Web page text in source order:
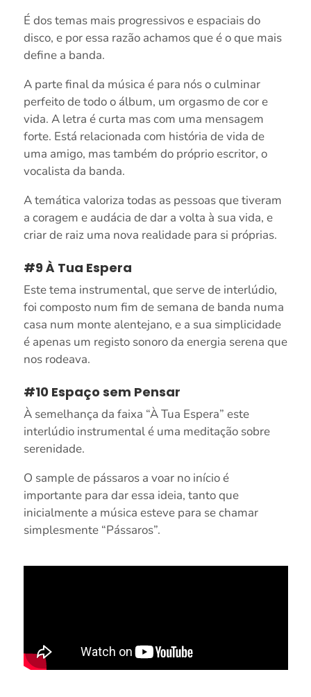
É dos temas mais progressivos e espaciais do
disco, e por essa razão achamos que é o que mais
define a banda.
A parte final da música é para nós o culminar
perfeito de todo o álbum, um orgasmo de cor e
vida. A letra é curta mas com uma mensagem
forte. Está relacionada com história de vida de
uma amigo, mas também do próprio escritor, o
vocalista da banda.
A temática valoriza todas as pessoas que tiveram
a coragem e audácia de dar a volta à sua vida, e
criar de raiz uma nova realidade para si próprias.
#9 À Tua Espera
Este tema instrumental, que serve de interlúdio,
foi composto num fim de semana de banda numa
casa num monte alentejano, e a sua simplicidade
é apenas um registo sonoro da energia serena que
nos rodeava.
#10 Espaço sem Pensar
À semelhança da faixa “À Tua Espera” este
interlúdio instrumental é uma meditação sobre
serenidade.
O sample de pássaros a voar no início é
importante para dar essa ideia, tanto que
inicialmente a música esteve para se chamar
simplesmente “Pássaros”.